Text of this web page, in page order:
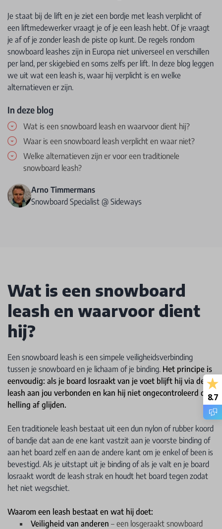
Je staat bij de lift en je ziet een bordje met leash verplicht of
een liftmedewerker vraagt je of je een leash hebt. Of je vraagt
je af of je zonder leash de piste op kunt. De regels rondom
snowboard leashes zijn in Europa niet universeel en verschillen
per land, per skigebied en soms zelfs per lift. In deze blog leggen
we uit wat een leash is, waar hij verplicht is en welke
alternatieven er zijn.
In deze blog
Wat is een snowboard leash en waarvoor dient hij?
Waar is een snowboard leash verplicht en waar niet?
Welke alternatieven zijn er voor een traditionele
snowboard leash?
Arno Timmermans
Snowboard Specialist @ Sideways
Wat is een snowboard
leash en waarvoor dient
hij?
Een snowboard leash is een simpele veiligheidsverbinding
tussen je snowboard en je lichaam of je binding. Het principe is
eenvoudig: als je board losraakt van je voet blijft hij via de
leash aan jou verbonden en kan hij niet ongecontroleerd de
helling af glijden.
Een traditionele leash bestaat uit een dun nylon of rubber koord
of bandje dat aan de ene kant vastzit aan je voorste binding of
aan het board zelf en aan de andere kant om je enkel of been is
bevestigd. Als je uitstapt uit je binding of als je valt en je board
losraakt wordt de leash strak en houdt het board tegen zodat
het niet wegschiet.
Waarom een leash bestaat en wat hij doet:
Veiligheid van anderen – een losgeraakt snowboard
8.7